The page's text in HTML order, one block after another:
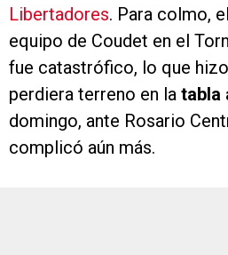
Libertadores. Para colmo,
equipo de Coudet en el
fue catastrófico, lo que
perdiera terreno en la tabla
domingo, ante Rosario
complicó aún más.